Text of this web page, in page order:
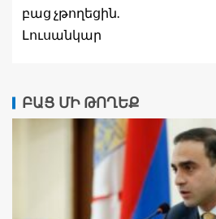
բաց չթողեցին.
Լուսանկար
ԲԱՑ ՄԻ ԹՈՂԵՔ